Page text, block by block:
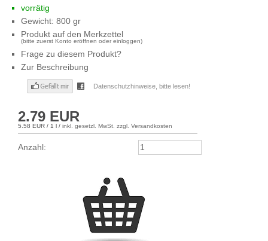
vorrätig
Gewicht: 800 gr
Produkt auf den Merkzettel
(bitte zuerst Konto eröffnen oder einloggen)
Frage zu diesem Produkt?
Zur Beschreibung
2.79 EUR
5.58 EUR / 1 l / inkl. gesetzl. MwSt. zzgl. Versandkosten
Anzahl: